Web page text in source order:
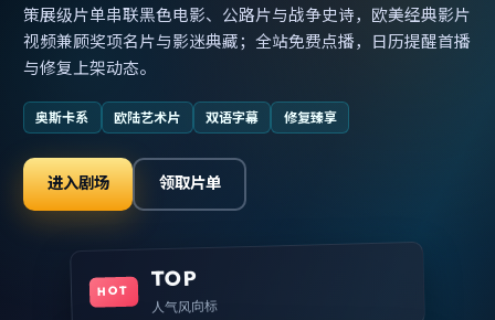
策展级片单串联黑色电影、公路片与战争史诗，欧美经典影片
视频兼顾奖项名片与影迷典藏；全站免费点播，日历提醒首播
与修复上架动态。
奥斯卡系 欧陆艺术片 双语字幕 修复臻享
进入剧场 领取片单
HOT TOP
人气风向标